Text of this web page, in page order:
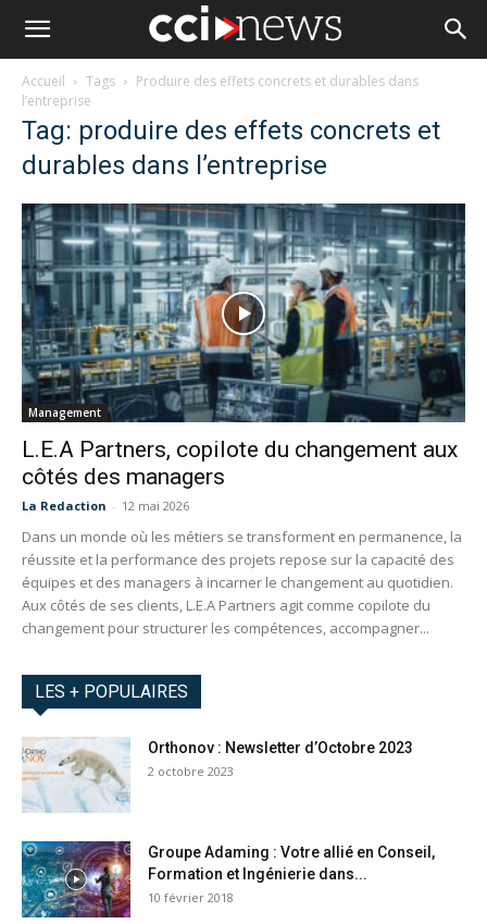
Accueil Tags
Produire des effets concrets et durables dans
l’entreprise
Tag: produire des effets concrets et
durables dans l’entreprise
Management
L.E.A Partners, copilote du changement aux
côtés des managers
La Redaction - 12 mai 2026
Dans un monde où les métiers se transforment en permanence, la
réussite et la performance des projets repose sur la capacité des
équipes et des managers à incarner le changement au quotidien.
Aux côtés de ses clients, L.E.A Partners agit comme copilote du
changement pour structurer les compétences, accompagner...
LES + POPULAIRES
Orthonov : Newsletter d’Octobre 2023
2 octobre 2023
Groupe Adaming : Votre allié en Conseil,
Formation et Ingénierie dans...
10 février 2018